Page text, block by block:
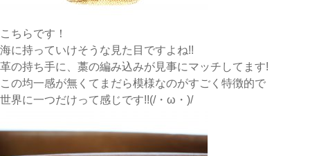
こちらです！
海に持っていけそうな見た目ですよね!!
革の持ち手に、藁の編み込みが見事にマッチしてます!
この均一感が無くてまだら模様なのがすごく特徴的で
世界に一つだけって感じです!!(/・ω・)/